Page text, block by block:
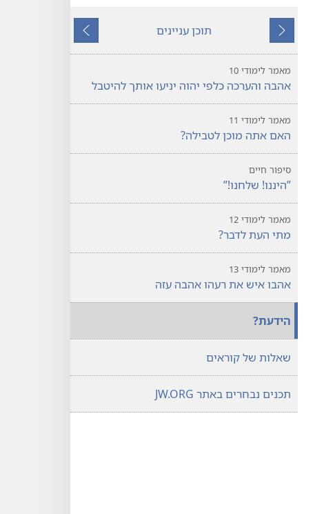
המצפה
לימודית
הקודם
תוכן עניינים
הבא
מאמר לימודי 10
אהבה והערכה כלפי יהוה יניעו אותך להיטבל
מאמר לימודי 11
האם אתה מוכן לטבילה?‏
סיפור חיים
‏”‏היננו!‏ שלחנו!‏”‏
מאמר לימודי 12
מתי העת לדבר?‏
מאמר לימודי 13
אהבו איש את רעהו אהבה עזה
הידעת?‏
שאלות של קוראים
תכנים נבחרים באתר JW.ORG